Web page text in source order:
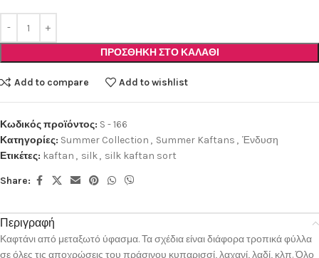
ΠΡΟΣΘΉΚΗ ΣΤΟ ΚΑΛΆΘΙ
Add to compare Add to wishlist
Κωδικός προϊόντος: S - 166
Κατηγορίες: Summer Collection , Summer Kaftans , Ένδυση
Ετικέτες: kaftan , silk, silk kaftan sort
Share:
Περιγραφή
Καφτάνι από μεταξωτό ύφασμα. Τα σχέδια είναι διάφορα τροπικά φύλλα
σε όλες τις αποχρώσεις του πράσινου κυπαρισσί, λαχανί, λαδί, κλπ. Όλο